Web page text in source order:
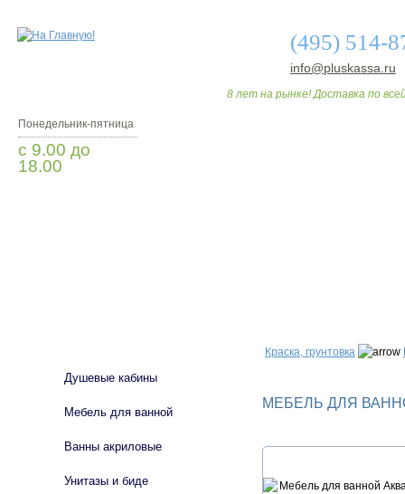
(495) 514-
info@pluskassa.ru
8 лет на рынке! Доставка по
Понедельник-пятница
с 9.00 до
18.00
Краска, грунтовка
МЕБЕЛЬ ДЛЯ
Душевые кабины
Мебель для ванной
Ванны акриловые
Унитазы и биде